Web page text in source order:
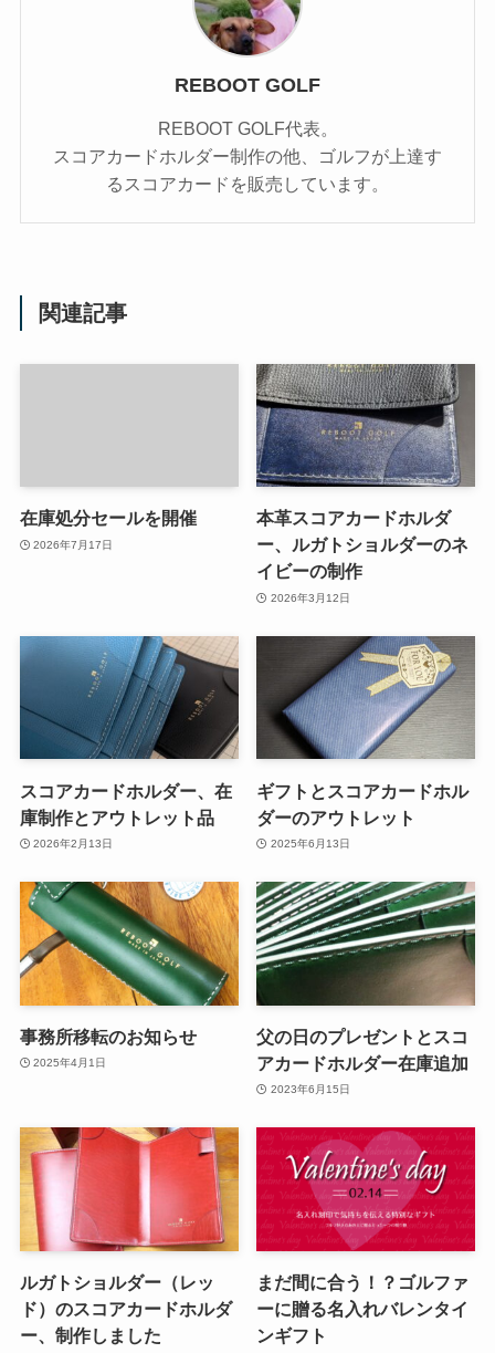
REBOOT GOLF
REBOOT GOLF代表。
スコアカードホルダー制作の他、ゴルフが上達す
るスコアカードを販売しています。
関連記事
在庫処分セールを開催
2026年7月17日
本革スコアカードホルダ
ー、ルガトショルダーのネ
イビーの制作
2026年3月12日
スコアカードホルダー、在
庫制作とアウトレット品
2026年2月13日
ギフトとスコアカードホル
ダーのアウトレット
2025年6月13日
事務所移転のお知らせ
2025年4月1日
父の日のプレゼントとスコ
アカードホルダー在庫追加
2023年6月15日
ルガトショルダー（レッ
ド）のスコアカードホルダ
ー、制作しました
まだ間に合う！？ゴルファ
ーに贈る名入れバレンタイ
ンギフト